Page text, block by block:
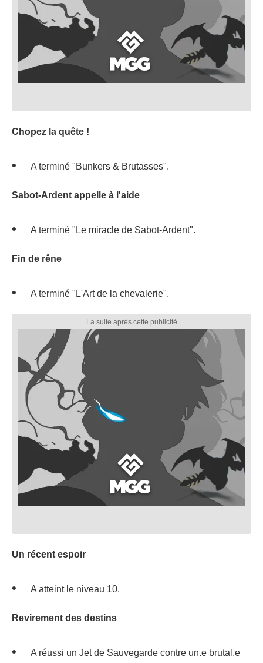
Chopez la quête !
A terminé "Bunkers & Brutasses".
Sabot-Ardent appelle à l'aide
A terminé "Le miracle de Sabot-Ardent".
Fin de rêne
A terminé "L'Art de la chevalerie".
Un récent espoir
A atteint le niveau 10.
Revirement des destins
A réussi un Jet de Sauvegarde contre un.e brutal.e